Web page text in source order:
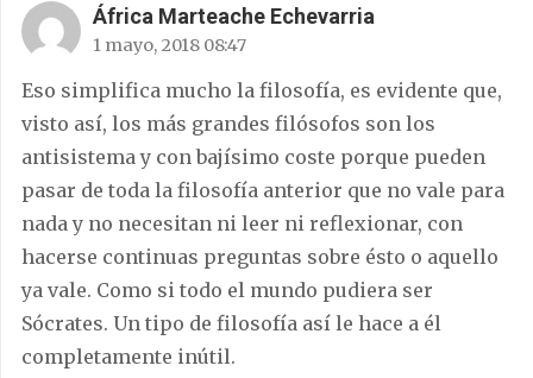
África Marteache Echevarria
1 mayo, 2018 08:47
Eso simplifica mucho la filosofía, es evidente que,
visto así, los más grandes filósofos son los
antisistema y con bajísimo coste porque pueden
pasar de toda la filosofía anterior que no vale para
nada y no necesitan ni leer ni reflexionar, con
hacerse continuas preguntas sobre ésto o aquello
ya vale. Como si todo el mundo pudiera ser
Sócrates. Un tipo de filosofía así le hace a él
completamente inútil.